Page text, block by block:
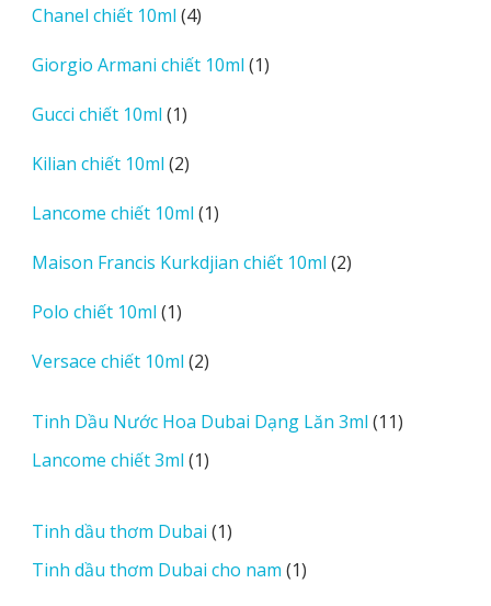
phẩm
Chanel chiết 10ml 44
phẩm
Giorgio Armani chiết 10ml 11
Gucci chiết 10ml 11
phẩm
Kilian chiết 10ml 22
phẩm
Lancome chiết 10ml 11
phẩm
Maison Francis Kurkdjian chiết 10ml 22
Polo chiết 10ml 11
phẩm
Versace chiết 10ml 22
phẩm
Tinh Dầu Nước Hoa Dubai Dạng Lăn 3ml 1111
Lancome chiết 3ml 11
Tinh dầu thơm Dubai 11
Tinh dầu thơm Dubai cho nam 11